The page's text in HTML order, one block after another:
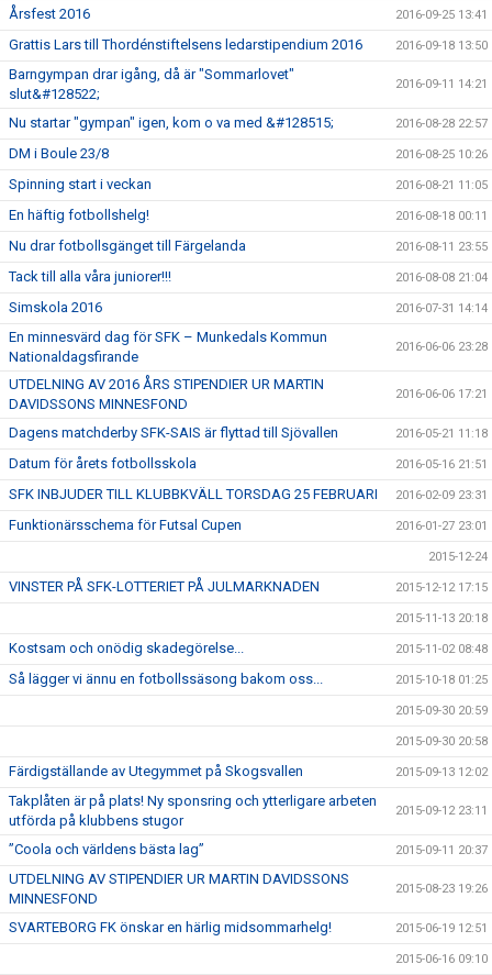
Årsfest 2016 2016-09-25 13:41
Grattis Lars till Thordénstiftelsens ledarstipendium 2016 2016-09-18 13:50
Barngympan drar igång, då är "Sommarlovet"
slut&#128522;
2016-09-11 14:21
Nu startar "gympan" igen, kom o va med &#128515; 2016-08-28 22:57
DM i Boule 23/8 2016-08-25 10:26
Spinning start i veckan 2016-08-21 11:05
En häftig fotbollshelg! 2016-08-18 00:11
Nu drar fotbollsgänget till Färgelanda 2016-08-11 23:55
Tack till alla våra juniorer!!! 2016-08-08 21:04
Simskola 2016 2016-07-31 14:14
En minnesvärd dag för SFK – Munkedals Kommun
Nationaldagsfirande
2016-06-06 23:28
UTDELNING AV 2016 ÅRS STIPENDIER UR MARTIN
DAVIDSSONS MINNESFOND
2016-06-06 17:21
Dagens matchderby SFK-SAIS är flyttad till Sjövallen 2016-05-21 11:18
Datum för årets fotbollsskola 2016-05-16 21:51
SFK INBJUDER TILL KLUBBKVÄLL TORSDAG 25 FEBRUARI 2016-02-09 23:31
Funktionärsschema för Futsal Cupen 2016-01-27 23:01
2015-12-24
VINSTER PÅ SFK-LOTTERIET PÅ JULMARKNADEN 2015-12-12 17:15
2015-11-13 20:18
Kostsam och onödig skadegörelse... 2015-11-02 08:48
Så lägger vi ännu en fotbollssäsong bakom oss... 2015-10-18 01:25
2015-09-30 20:59
2015-09-30 20:58
Färdigställande av Utegymmet på Skogsvallen 2015-09-13 12:02
Takplåten är på plats! Ny sponsring och ytterligare arbeten
utförda på klubbens stugor
2015-09-12 23:11
”Coola och världens bästa lag” 2015-09-11 20:37
UTDELNING AV STIPENDIER UR MARTIN DAVIDSSONS
MINNESFOND
2015-08-23 19:26
SVARTEBORG FK önskar en härlig midsommarhelg! 2015-06-19 12:51
2015-06-16 09:10